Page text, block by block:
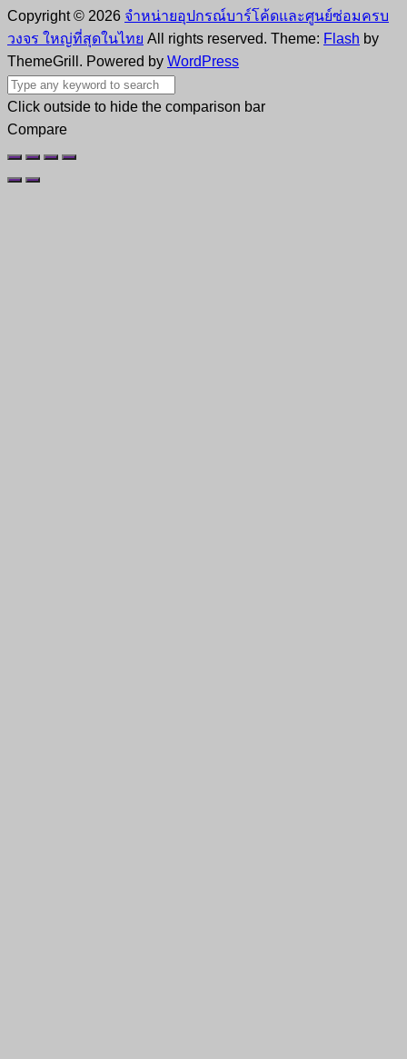
Copyright © 2026 จำหน่ายอุปกรณ์บาร์โค้ดและศูนย์ซ่อมครบ
วงจร ใหญ่ที่สุดในไทย All rights reserved. Theme: Flash by
ThemeGrill. Powered by WordPress
Click outside to hide the comparison bar
Compare